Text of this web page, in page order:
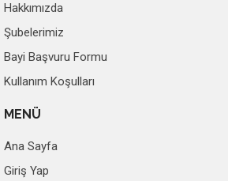
Hakkımızda
Şubelerimiz
Bayi Başvuru Formu
Kullanım Koşulları
MENÜ
Ana Sayfa
Giriş Yap